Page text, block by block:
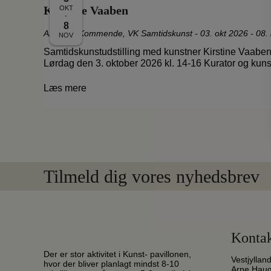
OKT
-
8
NOV
Kirstine Vaaben
Aktuelle Kommende VK Samtidskunst- 03. okt 2026 - 08.
Samtidskunstudstilling med kunstner Kirstine
Lørdag den 3. oktober 2026 kl. 14-16 Kurator og
Læs mere
Tilmeld dig vores nyhedsbrev
Der er stor aktivitet i Kunst- pavillonen,
hvor der bliver planlagt mindst 8-10
Arne